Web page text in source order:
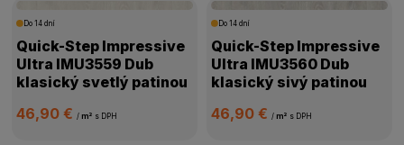
Do 14 dní
Quick-Step Impressive
Ultra IMU3559 Dub
klasický svetlý patinou
46,90 €/ m² s DPH
Do 14 dní
Quick-Step Impressive
Ultra IMU3560 Dub
klasický sivý patinou
46,90 € / m² s DPH